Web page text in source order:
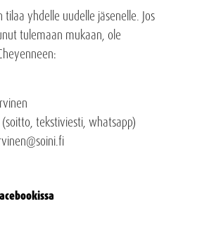
tilaa yhdelle uudelle jäsenelle. Jos
tulemaan mukaan, ole
tekstiviesti, whatsapp)